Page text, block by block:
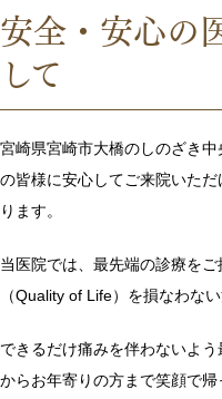
安全・安心の
して
宮崎県宮崎市大橋のしのざき
の皆様に安心してご来院いた
ります。
当医院では、最先端の診療を
（Quality of Life）を損なわな
できるだけ痛みを伴わないよ
からお年寄りの方まで笑顔で